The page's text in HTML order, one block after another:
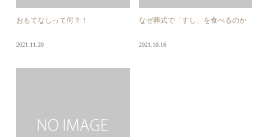
おもてなしって何？！
2021.11.20
なぜ葬式で「すし」を食べるのか
2021.10.16